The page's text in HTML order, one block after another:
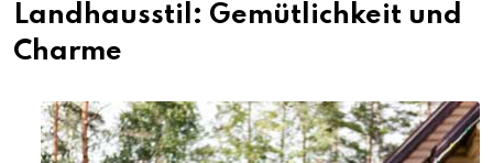
Landhausstil: Gemütlichkeit und
Charme